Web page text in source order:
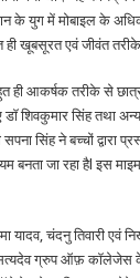
के युग में मोबाइल के
ही खूबसूरत एवं जीवंत
आकर्षक तरीके से
सिंह तथा अन्य
सिंह ने बच्चों द्वारा
बनता जा रहा हैl इस
यादव, चंदनु तिवारी
सत्यदेव ग्रुप ऑफ़